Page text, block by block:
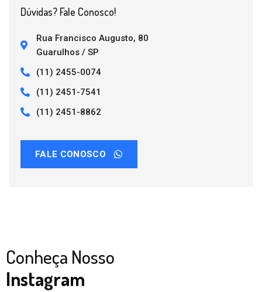
Dúvidas? Fale Conosco!
Rua Francisco Augusto, 80
Guarulhos / SP
(11) 2455-0074
(11) 2451-7541
(11) 2451-8862
FALE CONOSCO
Conheça Nosso
Instagram